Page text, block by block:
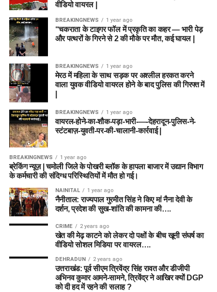
वीडियो वायरल |
BREAKINGNEWS 1 year ago
“चकराता के टाइगर फॉल में प्रकृति का कहर — भारी पेड़
और पत्थरों के गिरने से 2 की मौके पर मौत, कई घायल |
BREAKINGNEWS 1 year ago
मेरठ में महिला के साथ सड़क पर अश्लील हरकत करने
वाला युवक वीडियो वायरल होने के बाद पुलिस की गिरफ्त में
BREAKINGNEWS 1 year ago
वायरल-होने-का-शौक-पड़ा-भारी-—-देहरादून-पुलिस-ने-
स्टंटबाज़-युवती-पर-की-चालानी-कार्रवाई |
BREAKINGNEWS 1 year ago
ब्रेकिंग न्यूज़ | चमोली जिले के पोखरी ब्लॉक के हापला बाजार में उद्यान विभाग
के कर्मचारी की संदिग्ध परिस्थितियों में मौत हो गई।
NAINITAL 1 year ago
नैनीताल: राज्यपाल गुरमीत सिंह ने किए मां नैना देवी के
दर्शन, प्रदेश की सुख-शांति की कामना की….
CRIME 2 years ago
खेत की मेढ़ काटने को लेकर दो पक्षों के बीच खूनी संघर्ष का
वीडियो सोशल मिडिया पर वायरल….
DEHRADUN 2 years ago
उत्तराखंड: पूर्व सीएम त्रिवेंद्र सिंह रावत और डीजीपी
अभिनव कुमार आमने-सामने, त्रिवेंद्र ने आखिर क्यों DGP
को दी हद में रहने की सलाह ?